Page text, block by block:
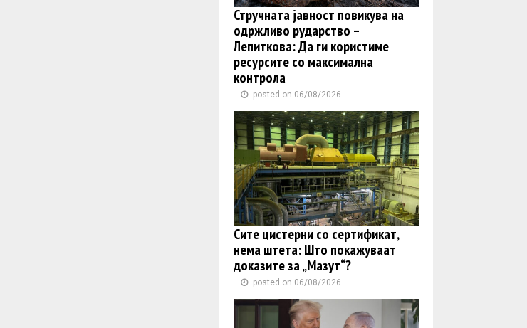
Стручната јавност повикува на
одржливо рударство –
Лепиткова: Да ги користиме
ресурсите со максимална
контрола
posted on 06/08/2026
Сите цистерни со сертификат,
нема штета: Што покажуваат
доказите за „Мазут“?
posted on 06/08/2026